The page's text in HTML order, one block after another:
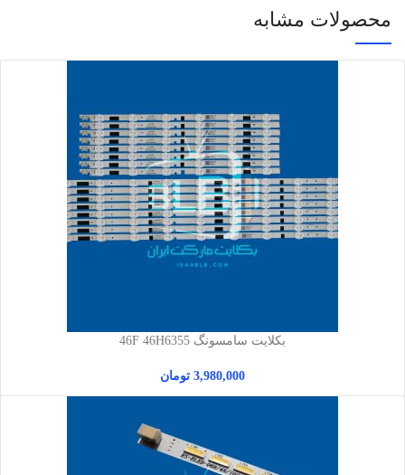
محصولات مشابه
بکلایت سامسونگ 46F 46H6355
3,980,000 تومان